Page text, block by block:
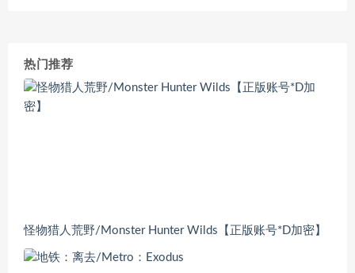
热门推荐
怪物猎人荒野/Monster Hunter Wilds【正版账号*D加密】